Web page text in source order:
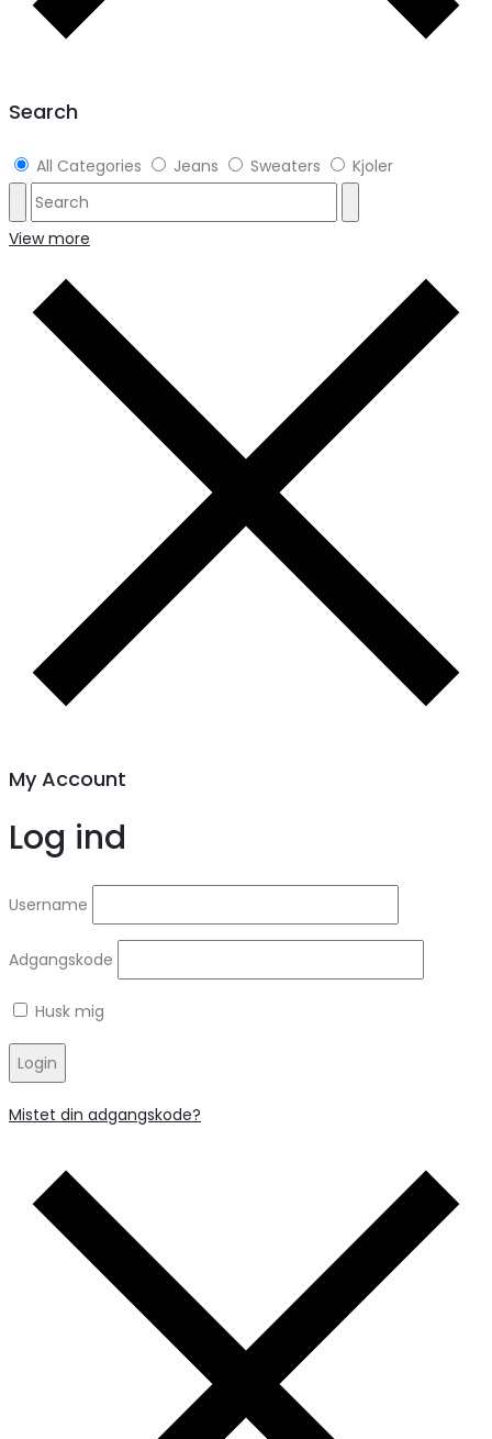
Search
All Categories Jeans Sweaters Kjoler
View more
My Account
Log ind
Username
Adgangskode
Husk mig
Login
Mistet din adgangskode?